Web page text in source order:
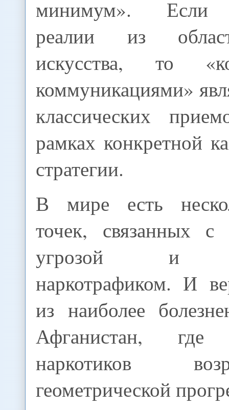
минимум». Если
реалии из
искусства, то
коммуникациями»
классических
рамках конкретной
стратегии.
В мире есть
точек, связанных с
угрозой и
наркотрафиком. И
из наиболее
Афганистан, где
наркотиков
геометрической